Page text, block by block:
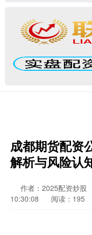
成都期货配资
解析与风险认
作者：2025配资炒股
10:30:08
阅读：195